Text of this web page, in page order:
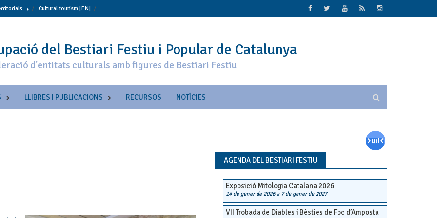
Cultural tourism [EN]
del Bestiari Festiu i Popular de Catalunya
d'entitats culturals amb figures de Bestiari Festiu
LLIBRES I PUBLICACIONS RECURSOS NOTÍCIES
AGENDA DEL BESTIARI FESTIU
Exposició Mitologia Catalana 2026
14 de gener de 2026a 7 de gener de 2027
VII Trobada de Diables i Bèsties de Foc d’Amposta